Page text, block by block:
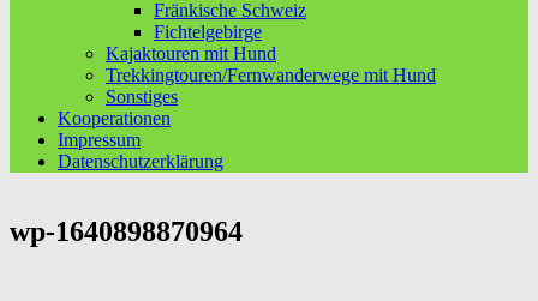
Fränkische Schweiz
Fichtelgebirge
Kajaktouren mit Hund
Trekkingtouren/Fernwanderwege mit Hund
Sonstiges
Kooperationen
Impressum
Datenschutzerklärung
wp-1640898870964